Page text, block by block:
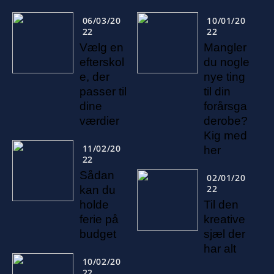
06/03/20
22
Vælg en
efterskol
e, der
passer til
dine
værdier
11/02/20
22
Sådan
kan du
holde
ferie på
budget
10/02/20
10/01/20
22
Mangler
du nogle
nye ting
til din
forårsga
derobe?
Kig med
her
02/01/20
22
Til den
kreative
sjæl der
har alt